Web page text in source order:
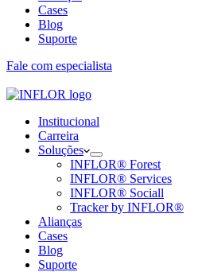
Cases
Blog
Suporte
Fale com especialista
Institucional
Carreira
Soluções
INFLOR® Forest
INFLOR® Services
INFLOR® Sociall
Tracker by INFLOR®
Alianças
Cases
Blog
Suporte